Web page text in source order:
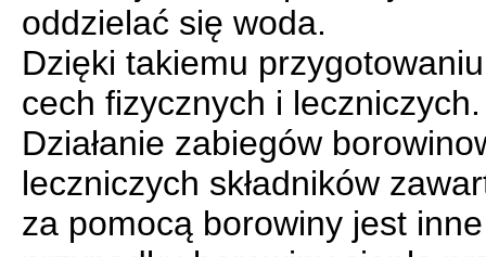
oddzielać się woda.
Dzięki takiemu
cech fizycznych i leczniczych.
Działanie zabiegów
leczniczych składników
za pomocą borowiny jest